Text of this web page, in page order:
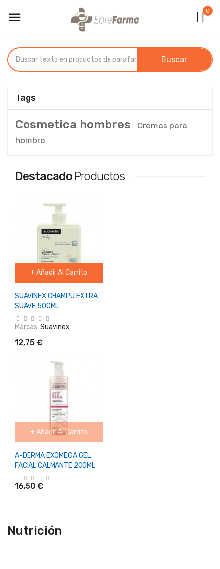
 0
Buscar
Tags
Cosmetica hombres
Cremas para
hombre
DestacadoProductos
+ Añadir Al Carrito
SUAVINEX CHAMPU EXTRA
SUAVE 500ML
Marcas: Suavinex
12,75 €
+ Añadir Al Carrito
A-DERMA EXOMEGA GEL
FACIAL CALMANTE 200ML
16,50 €
Nutrición